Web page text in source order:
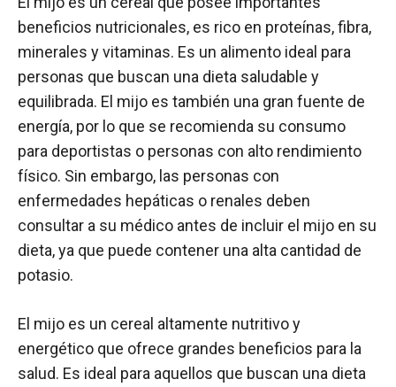
beneficios nutricionales, es rico en proteínas, fibra,
minerales y vitaminas. Es un alimento ideal para
personas que buscan una dieta saludable y
equilibrada. El mijo es también una gran fuente de
energía, por lo que se recomienda su consumo
para deportistas o personas con alto rendimiento
físico. Sin embargo, las personas con
enfermedades hepáticas o renales deben
consultar a su médico antes de incluir el mijo en su
dieta, ya que puede contener una alta cantidad de
potasio.
El mijo es un cereal altamente nutritivo y
energético que ofrece grandes beneficios para la
salud. Es ideal para aquellos que buscan una dieta